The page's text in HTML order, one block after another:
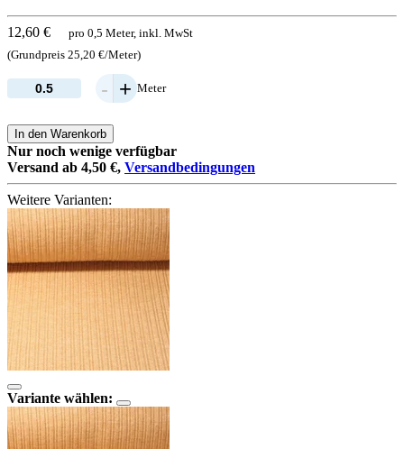
12,60 €
pro 0,5 Meter, inkl. MwSt
(Grundpreis 25,20 €/Meter)
- + Meter
In den Warenkorb
Nur noch wenige verfügbar
Versand ab 4,50 €, Versandbedingungen
Weitere Varianten:
Variante wählen: